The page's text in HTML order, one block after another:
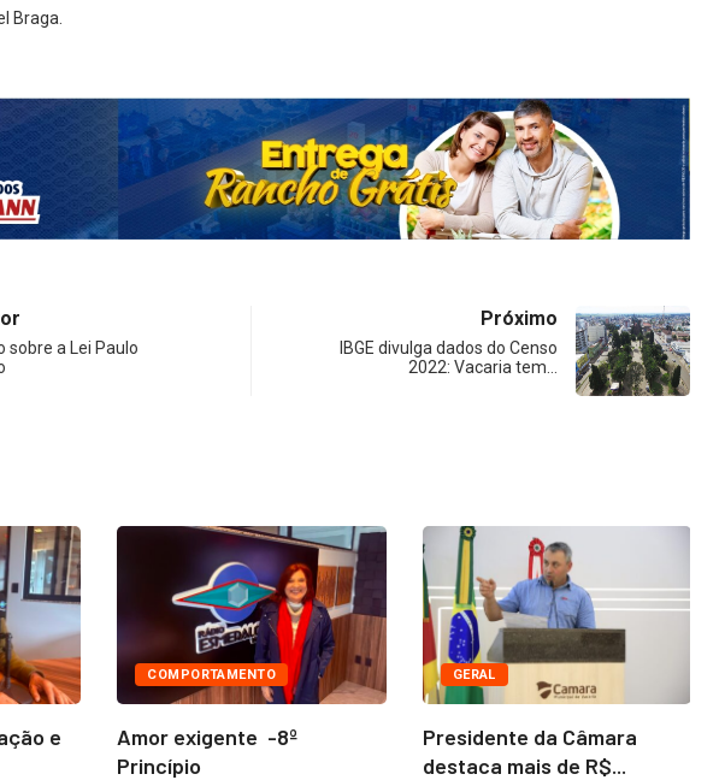
Braga.
sobre a Lei Paulo
Próximo
IBGE divulga dados do Censo
2022: Vacaria tem…
e
COMPORTAMENTO
Amor exigente -8º
Princípio
GERAL
Presidente da Câmara
destaca mais de R$...